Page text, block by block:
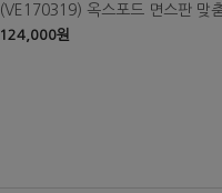
(VE170319) 옥스포드 면스판 맞
124,000원